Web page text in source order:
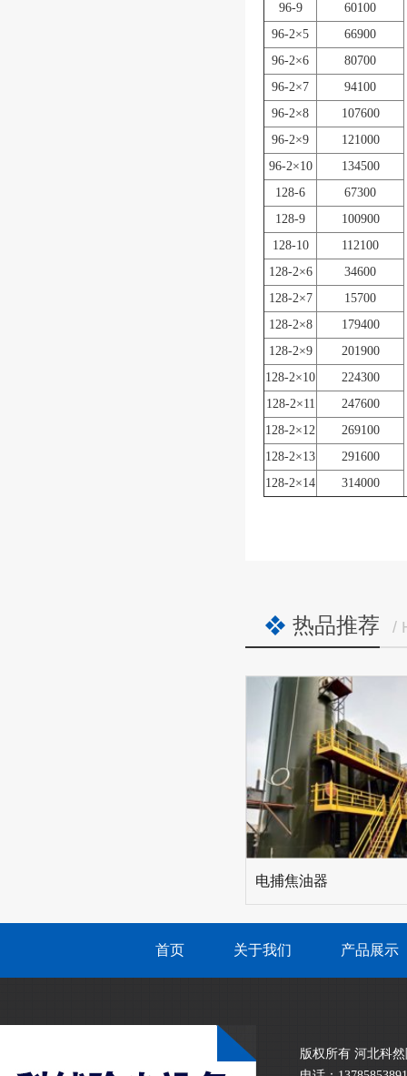
96-9
60100
96-2×5
66900
96-2×6
80700
96-2×7
94100
96-2×8
107600
96-2×9
121000
96-2×10
134500
128-6
67300
128-9
100900
128-10
112100
128-2×6
34600
128-2×7
15700
128-2×8
179400
128-2×9
201900
128-2×10
224300
128-2×11
247600
128-2×12
269100
128-2×13
291600
128-2×14
314000
热品推荐 /
电捕焦油器
首页 关于我们 产品展示
版权所有 河北科